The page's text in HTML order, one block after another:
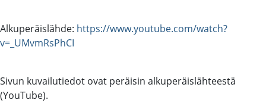
Alkuperäislähde: https://www.youtube.com/watch?
v=_UMvmRsPhCI
Sivun kuvailutiedot ovat peräisin alkuperäislähteestä
(YouTube).